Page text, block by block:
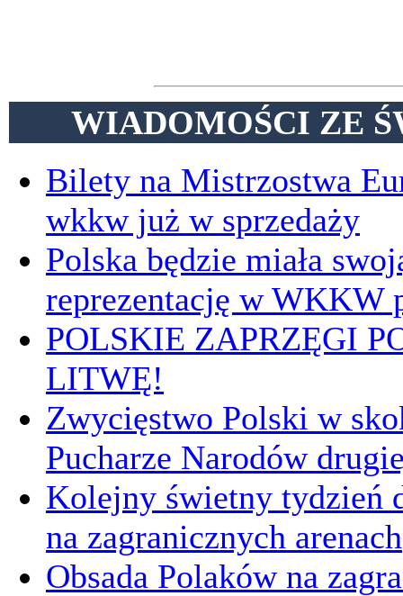
WIADOMOŚCI ZE
Bilety na Mistrzostwa
wkkw już w sprzedaży
Polska będzie miała
reprezentację w WKKW
POLSKIE ZAPRZĘGI
LITWĘ!
Zwycięstwo Polski w
Pucharze Narodów
Kolejny świetny tydzień
na zagranicznych arenach
Obsada Polaków na